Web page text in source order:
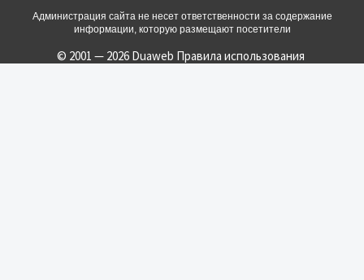
Администрация сайта не несет ответственности за содержание
информации, которую размещают посетители
© 2001 — 2026 Duaweb Правила использования